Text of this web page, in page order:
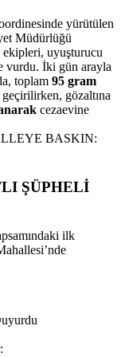
yürütülen
Müdürlüğü
uyuşturucu
vurdu. İki gün arayla
toplam 95 gram
gözaltına
cezaevine
ŞÜPHELİ
ilk